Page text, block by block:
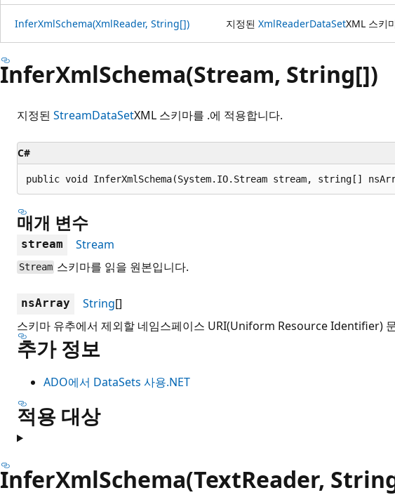
InferXmlSchema(XmlReader, String[]) 지정된 XmlReaderDataSetXML 스키
InferXmlSchema(Stream, String[])
지정된 StreamDataSetXML 스키마를 .에 적용합니다.
C#
public void InferXmlSchema(System.IO.Stream stream, string[]
매개 변수
stream Stream
Stream 스키마를 읽을 원본입니다.
nsArray String[]
스키마 유추에서 제외할 네임스페이스 URI(Uniform Resource Identifier)
추가 정보
ADO에서 DataSets 사용.NET
적용 대상
InferXmlSchema(TextReader,